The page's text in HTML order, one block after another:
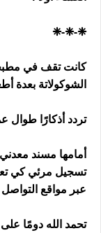
❈-❈-❈
كانت تقف في
الشوكولاتة بعدة
تردد أذكارًا طوال
أمامها مسند
تسجيل مرئي كي
عبر مواقع
تحمد الله دومًا